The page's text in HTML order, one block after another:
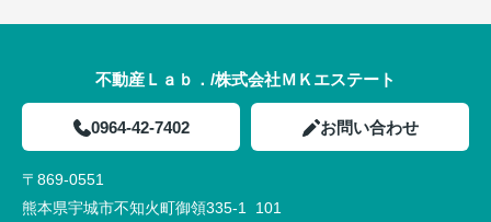
不動産Ｌａｂ．/株式会社ＭＫエステート
0964-42-7402 お問い合わせ
〒869-0551
熊本県宇城市不知火町御領335-1 101